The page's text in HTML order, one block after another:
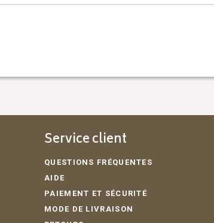
Service client
QUESTIONS FRÉQUENTES
AIDE
PAIEMENT ET SÉCURITÉ
MODE DE LIVRAISON